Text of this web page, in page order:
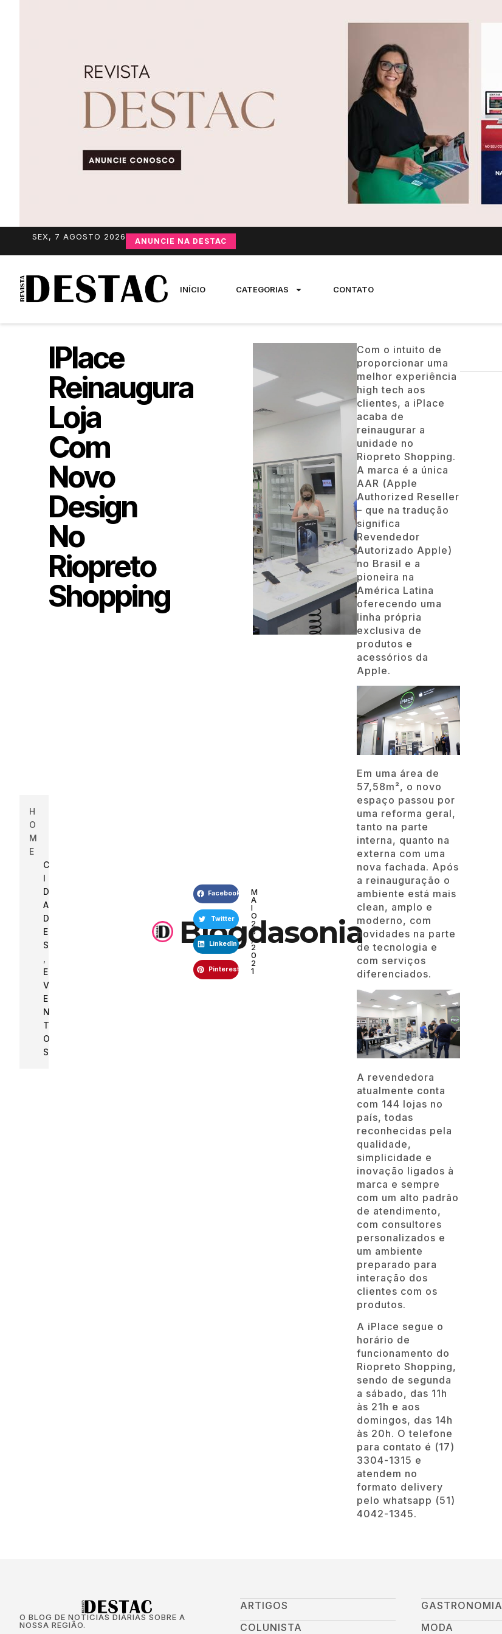
SEX, 7 AGOSTO 2026 ANUNCIE NA DESTAC
INÍCIO CATEGORIAS CONTATO
H
O
M
E
C
I
D
A
D
E
S
E
V
E
N
T
O
S
IPlace
Reinaugura
Loja
Com
Novo
Design
No
Riopreto
Shopping
Blogdasonia
Facebook
Twitter
LinkedIn
Pinterest
M
A
I
O
2
6
,
2
0
2
1
Com o intuito de
proporcionar uma
melhor experiência
high tech aos
clientes, a iPlace
acaba de
reinaugurar a
unidade no
Riopreto Shopping.
A marca é a única
AAR (Apple
Authorized Reseller
– que na tradução
significa
Revendedor
Autorizado Apple)
no Brasil e a
pioneira na
América Latina
oferecendo uma
linha própria
exclusiva de
produtos e
acessórios da
Apple.
Em uma área de
57,58m², o novo
espaço passou por
uma reforma geral,
tanto na parte
interna, quanto na
externa com uma
nova fachada. Após
a reinauguração o
ambiente está mais
clean, amplo e
moderno, com
novidades na parte
de tecnologia e
com serviços
diferenciados.
A revendedora
atualmente conta
com 144 lojas no
país, todas
reconhecidas pela
qualidade,
simplicidade e
inovação ligados à
marca e sempre
com um alto padrão
de atendimento,
com consultores
personalizados e
um ambiente
preparado para
interação dos
clientes com os
produtos.
A iPlace segue o
horário de
funcionamento do
Riopreto Shopping,
sendo de segunda
a sábado, das 11h
às 21h e aos
domingos, das 14h
às 20h. O telefone
para contato é (17)
3304-1315 e
atendem no
formato delivery
pelo whatsapp (51)
4042-1345.
O BLOG DE NOTÍCIAS DIÁRIAS SOBRE A
NOSSA REGIÃO.
ARTIGOS
COLUNISTA
GASTRONOMIA
MODA